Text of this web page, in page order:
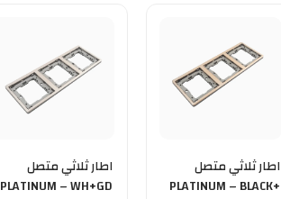
اطار ثلاثي متصل
PLATINUM – BLACK+
اطار ثلاثي متصل
PLATINUM – WH+GD